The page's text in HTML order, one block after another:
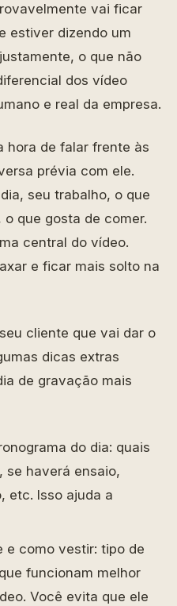
vai ficar
estiver dizendo um
o que não
dos vídeo
e real da empresa.
hora de falar frente às
prévia com ele.
seu trabalho, o que
que gosta de comer.
central do vídeo.
e ficar mais solto na
cliente que vai dar o
dicas extras
de gravação mais
do dia: quais
se haverá ensaio,
etc. Isso ajuda a
e como vestir: tipo de
funcionam melhor
Você evita que ele